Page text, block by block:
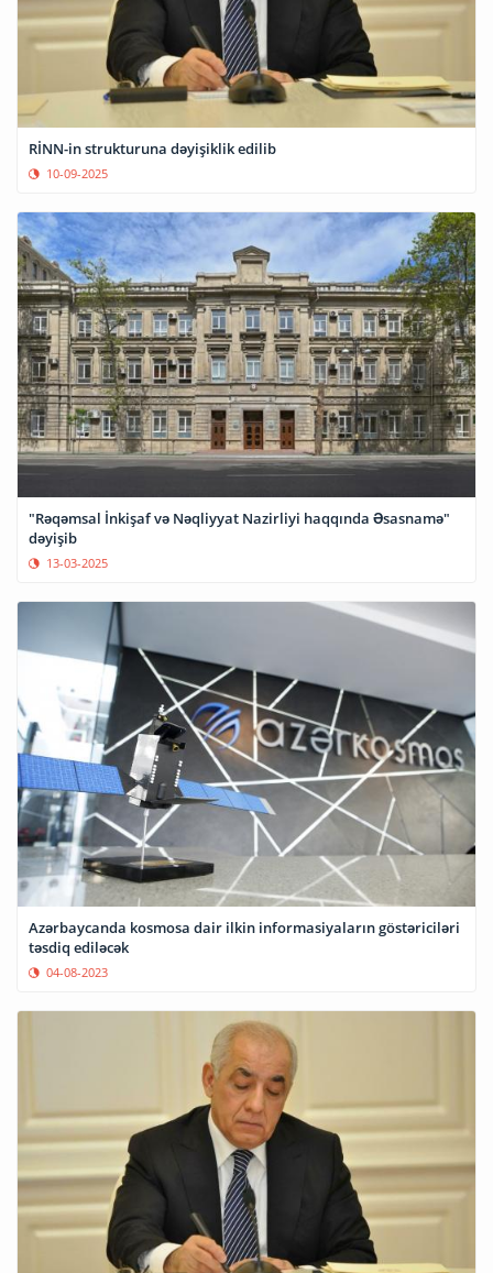
RİNN-in strukturuna dəyişiklik edilib
10-09-2025
"Rəqəmsal İnkişaf və Nəqliyyat Nazirliyi haqqında Əsasnamə"
dəyişib
13-03-2025
Azərbaycanda kosmosa dair ilkin informasiyaların göstəriciləri
təsdiq ediləcək
04-08-2023